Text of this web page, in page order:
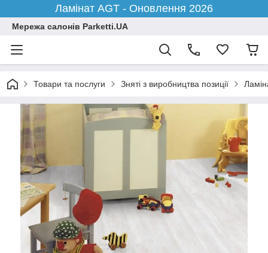
Ламінат AGT - Оновлення 2026
Мережа салонів Parketti.UA
Товари та послуги Зняті з виробництва позиції